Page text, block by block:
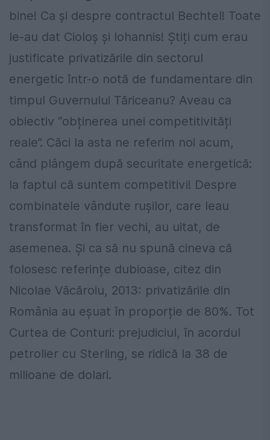
bine! Ca și despre contractul Bechtel! Toate
le-au dat Cioloș și Iohannis! Știți cum erau
justificate privatizările din sectorul
energetic într-o notă de fundamentare din
timpul Guvernului Tăriceanu? Aveau ca
obiectiv “obținerea unei competitivități
reale”. Căci la asta ne referim noi acum,
când plângem după securitate energetică:
la faptul că suntem competitivi! Despre
combinatele vândute rușilor, care leau
transformat în fier vechi, au uitat, de
asemenea. Și ca să nu spună cineva că
folosesc referințe dubioase, citez din
Nicolae Văcăroiu, 2013: privatizările din
România au eșuat în proporție de 80%. Tot
Curtea de Conturi: prejudiciul, în acordul
petrolier cu Sterling, se ridică la 38 de
milioane de dolari.